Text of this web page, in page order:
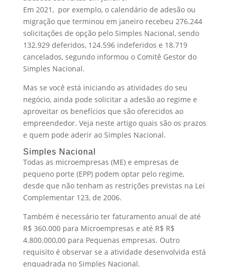
Em 2021, por exemplo, o calendário de adesão ou
migração que terminou em janeiro recebeu 276.244
solicitações de opção pelo Simples Nacional, sendo
132.929 deferidos, 124.596 indeferidos e 18.719
cancelados, segundo informou o Comitê Gestor do
Simples Nacional.
Mas se você está iniciando as atividades do seu
negócio, ainda pode solicitar a adesão ao regime e
aproveitar os benefícios que são oferecidos ao
empreendedor. Veja neste artigo quais são os prazos
e quem pode aderir ao Simples Nacional.
Simples Nacional
Todas as microempresas (ME) e empresas de
pequeno porte (EPP) podem optar pelo regime,
desde que não tenham as restrições previstas na Lei
Complementar 123, de 2006.
Também é necessário ter faturamento anual de até
R$ 360.000 para Microempresas e até R$ R$
4.800.000,00 para Pequenas empresas. Outro
requisito é observar se a atividade desenvolvida está
enquadrada no Simples Nacional.